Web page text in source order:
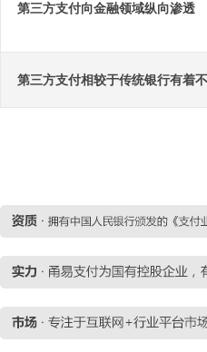
第三方支付向金融领域纵向渗透
第三方支付相较于传统银行有着